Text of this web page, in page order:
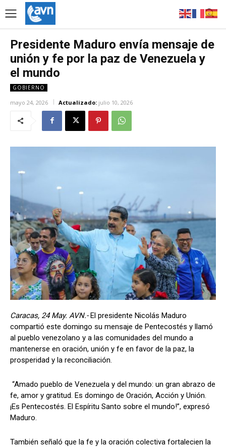
Presidente Maduro envía mensaje de
unión y fe por la paz de Venezuela y
el mundo
GOBIERNO
mayo 24, 2026 Actualizado: julio 10, 2026
Caracas, 24 May. AVN.-El presidente Nicolás Maduro
compartió este domingo su mensaje de Pentecostés y llamó
al pueblo venezolano y a las comunidades del mundo a
mantenerse en oración, unión y fe en favor de la paz, la
prosperidad y la reconciliación.
“Amado pueblo de Venezuela y del mundo: un gran abrazo de
fe, amor y gratitud. Es domingo de Oración, Acción y Unión.
¡Es Pentecostés. El Espíritu Santo sobre el mundo!”, expresó
Maduro.
También señaló que la fe y la oración colectiva fortalecien la